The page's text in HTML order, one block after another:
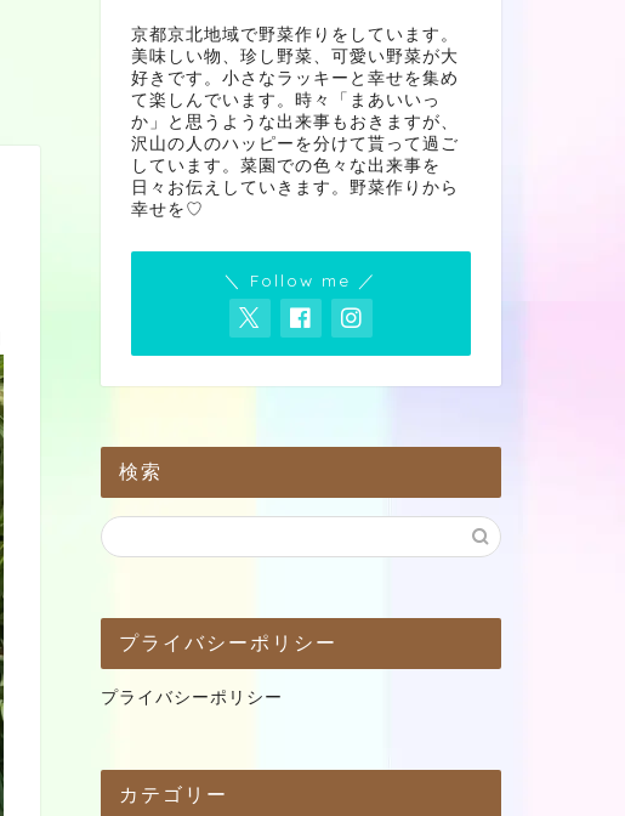
京都京北地域で野菜作りをしています。
美味しい物、珍し野菜、可愛い野菜が大
好きです。小さなラッキーと幸せを集め
て楽しんでいます。時々「まあいいっ
か」と思うような出来事もおきますが、
沢山の人のハッピーを分けて貰って過ご
しています。菜園での色々な出来事を
日々お伝えしていきます。野菜作りから
幸せを♡
＼ Follow me ／
検索
プライバシーポリシー
プライバシーポリシー
カテゴリー